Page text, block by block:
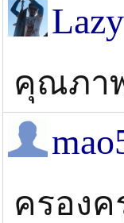
คุณภา
ครอง